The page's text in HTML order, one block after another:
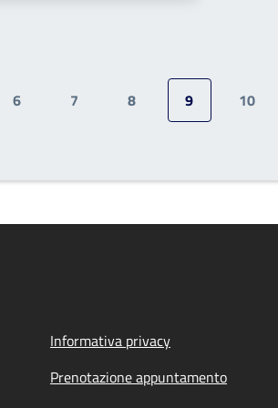
Pagina
6
Pagina
7
Pagina
8
Pagina attuale
9
Pagina
10
Informativa privacy
Prenotazione appuntamento